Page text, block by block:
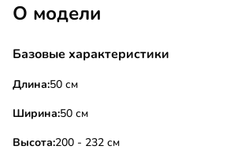
О модели
Базовые характеристики
Длина:50 см
Ширина:50 см
Высота:200 - 232 см